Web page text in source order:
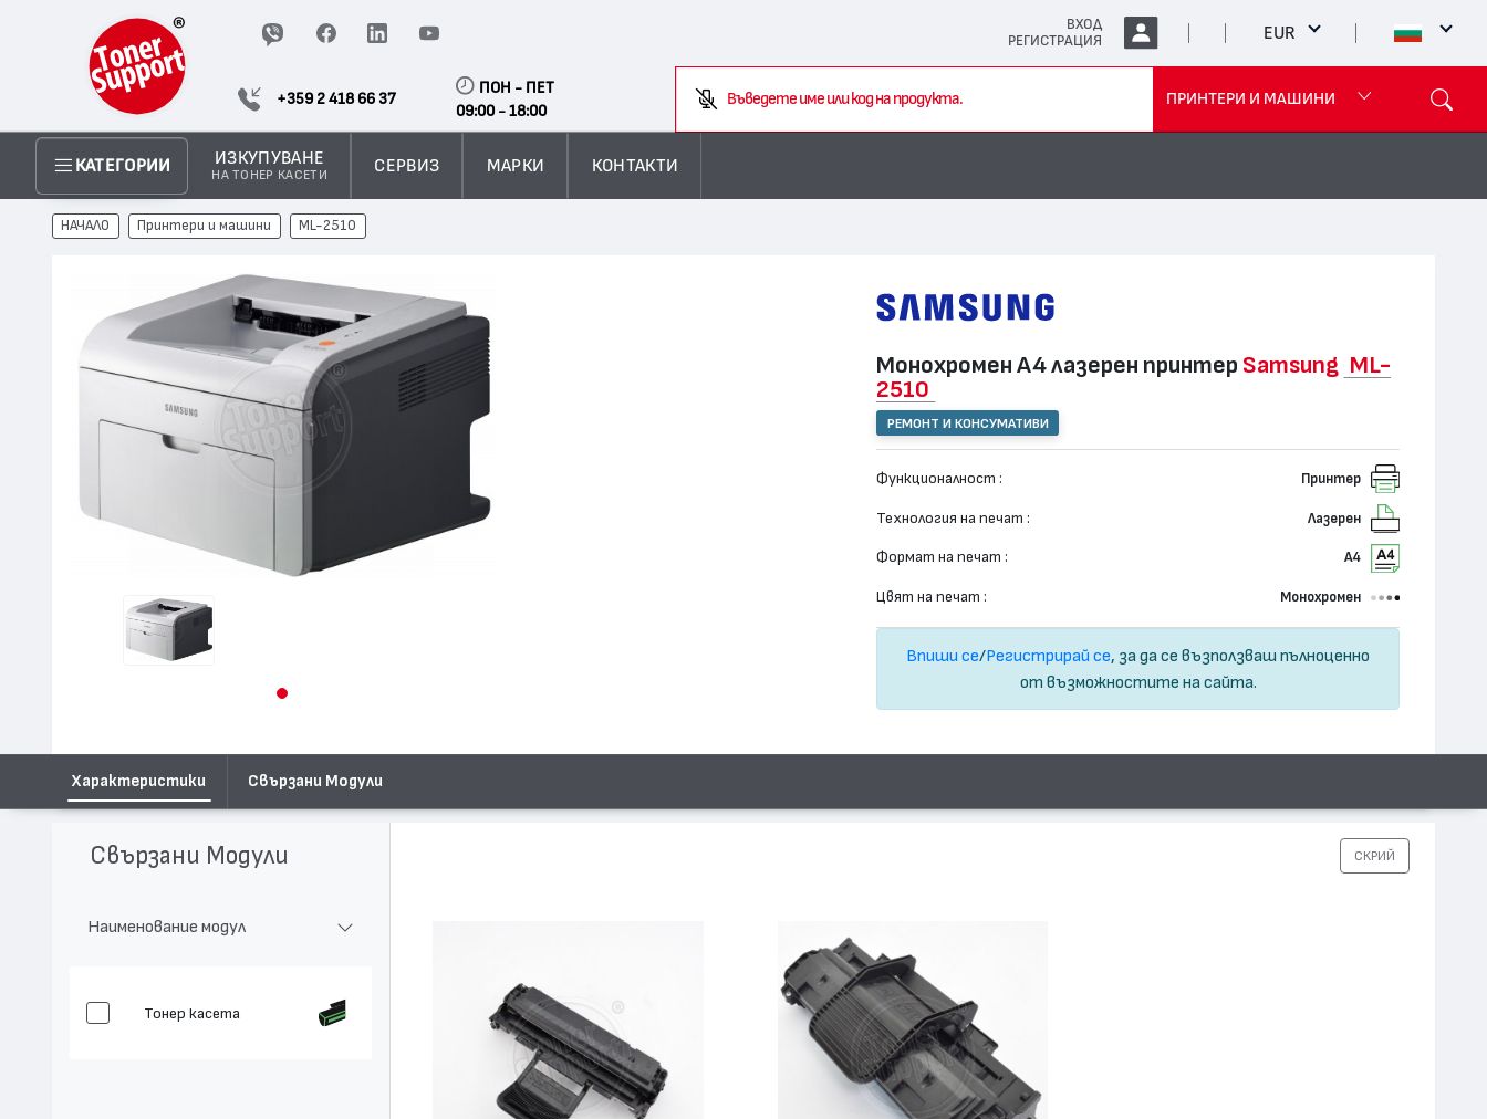
ВХОД
РЕГИСТРАЦИЯ
EUR
+359 2 418 66 37
ПОН - ПЕТ
09:00 - 18:00
ПРИНТЕРИ И МАШИНИ
КАТЕГОРИИ ИЗКУПУВАНЕ
НА ТОНЕР КАСЕТИ
СЕРВИЗ МАРКИ КОНТАКТИ
НАЧАЛО Принтери и машини ML-2510
Монохромен А4 лазерен принтер Samsung ML-
2510
РЕМОНТ И КОНСУМАТИВИ
Функционалност : Принтер
Технология на печат : Лазерен
Формат на печат : А4
Цвят на печат : Монохромен
Впиши се/Регистрирай се, за да се възползваш пълноценно
от възможностите на сайта.
Характеристики Свързани Модули
Свързани Модули СКРИЙ
Наименование модул
Тонер касета